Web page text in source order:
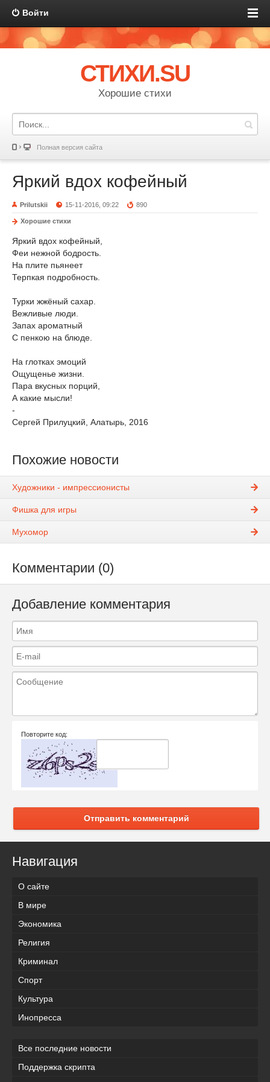
Войти
СТИХИ.SU
Хорошие стихи
Полная версия сайта
Яркий вдох кофейный
Prilutskii 15-11-2016, 09:22 890
Хорошие стихи
Яркий вдох кофейный,
Феи нежной бодрость.
На плите пьянеет
Терпкая подробность.
Турки жжёный сахар.
Вежливые люди.
Запах ароматный
С пенкою на блюде.
На глотках эмоций
Ощущенье жизни.
Пара вкусных порций,
А какие мысли!
-
Сергей Прилуцкий, Алатырь, 2016
Похожие новости
Художники - импрессионисты
Фишка для игры
Мухомор
Комментарии (0)
Добавление комментария
Повторите код:
Отправить комментарий
Навигация
О сайте
В мире
Экономика
Религия
Криминал
Спорт
Культура
Инопресса
Все последние новости
Поддержка скрипта